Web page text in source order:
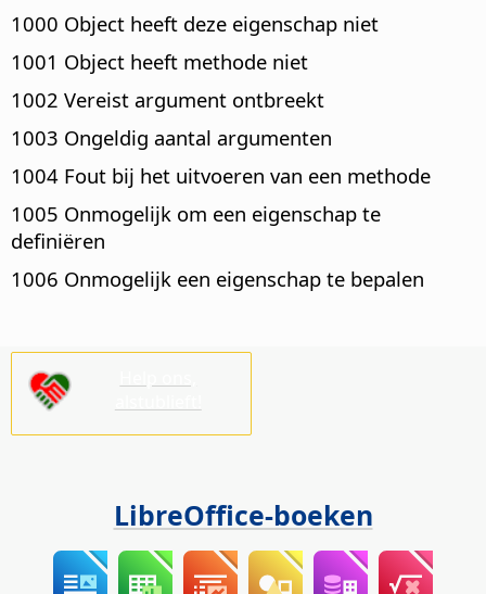
1000 Object heeft deze eigenschap niet
1001 Object heeft methode niet
1002 Vereist argument ontbreekt
1003 Ongeldig aantal argumenten
1004 Fout bij het uitvoeren van een methode
1005 Onmogelijk om een eigenschap te
definiëren
1006 Onmogelijk een eigenschap te bepalen
LibreOffice-boeken